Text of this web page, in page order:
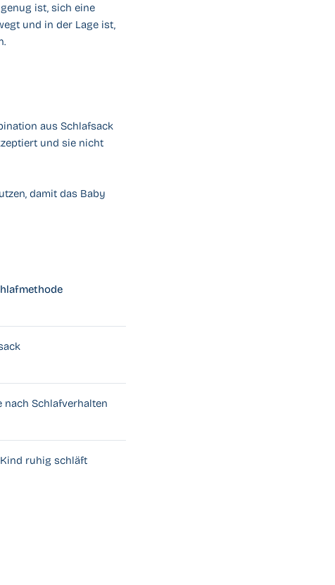
ist, sich eine
und in der Lage ist,
aus Schlafsack
und sie nicht
damit das Baby
nach Schlafverhalten
ruhig schläft